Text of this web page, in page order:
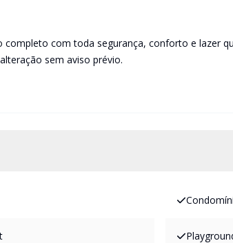
completo com toda segurança, conforto e lazer
sem aviso prévio.